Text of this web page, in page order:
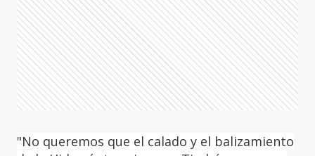
"No queremos que el calado y el balizamiento